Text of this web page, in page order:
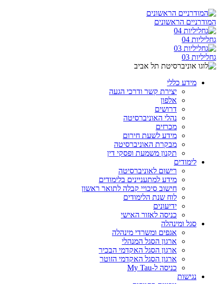
המודרניים הראשונים
גחליליות 04
גחליליות 03
מידע כללי
יצירת קשר ודרכי הגעה
אלפון
דרושים
נהלי האוניברסיטה
מכרזים
מידע לשעת חירום
מבקרת האוניברסיטה
תקנון משמעת ופסקי דין
לימודים
רישום לאוניברסיטה
מידע למתעניינים בלימודים
חישוב סיכויי קבלה לתואר ראשון
לוח שנת הלימודים
ידיעונים
כניסה לאזור האישי
סגל ומינהלה
אגפים ומשרדי מינהלה
ארגון הסגל המנהלי
ארגון הסגל האקדמי הבכיר
ארגון הסגל האקדמי הזוטר
כניסה ל-My Tau
נגישות